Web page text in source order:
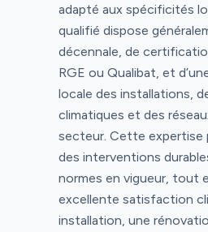
adapté aux spécificités
qualifié dispose
décennale, de
RGE ou Qualibat, et
locale des installations,
climatiques et des
secteur. Cette expertise
des interventions
normes en vigueur, tout
excellente satisfaction
installation, une